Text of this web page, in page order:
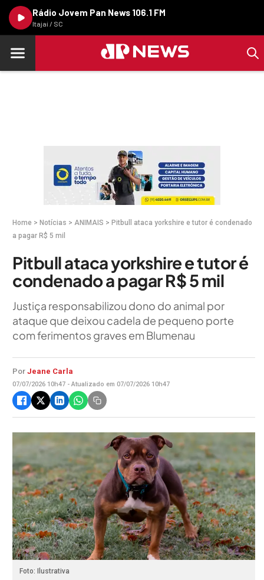
Rádio Jovem Pan News 106.1 FM
Itajaí / SC
Home > Notícias > ANIMAIS > Pitbull ataca yorkshire e tutor é condenado
a pagar R$ 5 mil
Pitbull ataca yorkshire e tutor é
condenado a pagar R$ 5 mil
Justiça responsabilizou dono do animal por
ataque que deixou cadela de pequeno porte
com ferimentos graves em Blumenau
Por Jeane Carla
07/07/2026 10h47 - Atualizado em 07/07/2026 10h47
Foto: Ilustrativa